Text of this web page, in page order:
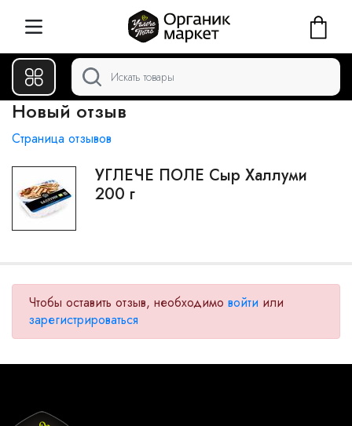
Новый отзыв
Страница отзывов
УГЛЕЧЕ ПОЛЕ Сыр Халлуми
200 г
Чтобы оставить отзыв, необходимо войти или
зарегистрироваться